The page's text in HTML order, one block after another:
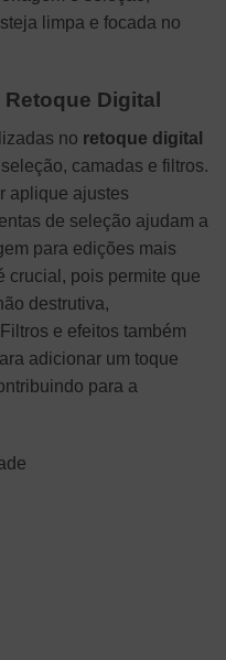
limpa e focada no
Digital
no retoque digital
camadas e filtros.
aplique ajustes
de seleção ajudam a
para edições mais
crucial, pois permite que
destrutiva,
e efeitos também
adicionar um toque
para a